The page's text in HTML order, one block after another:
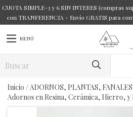
CUOTA SIMPLE-3 y 6 SIN INTERES (compras
con TRANFERENCIA - Envío GRATIS para
MENÚ
Inicio / ADORNOS, PLANTAS, FANALES
Adornos en Resina, Cerámica, Hierro, y